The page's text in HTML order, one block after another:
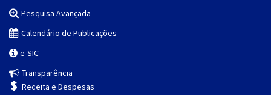
Pesquisa Avançada
Calendário de Publicações
e-SIC
Transparência
Receita e Despesas